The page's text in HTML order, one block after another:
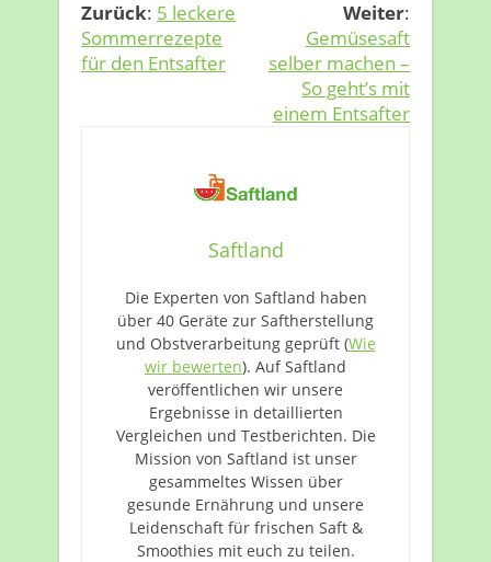
Zurück: 5 leckere
Sommerrezepte
für den Entsafter
Weiter:
Gemüsesaft
selber machen –
So geht’s mit
einem Entsafter
Saftland
Die Experten von Saftland haben
über 40 Geräte zur Saftherstellung
und Obstverarbeitung geprüft (Wie
wir bewerten). Auf Saftland
veröffentlichen wir unsere
Ergebnisse in detaillierten
Vergleichen und Testberichten. Die
Mission von Saftland ist unser
gesammeltes Wissen über
gesunde Ernährung und unsere
Leidenschaft für frischen Saft &
Smoothies mit euch zu teilen.